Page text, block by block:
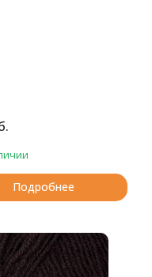
Подробнее